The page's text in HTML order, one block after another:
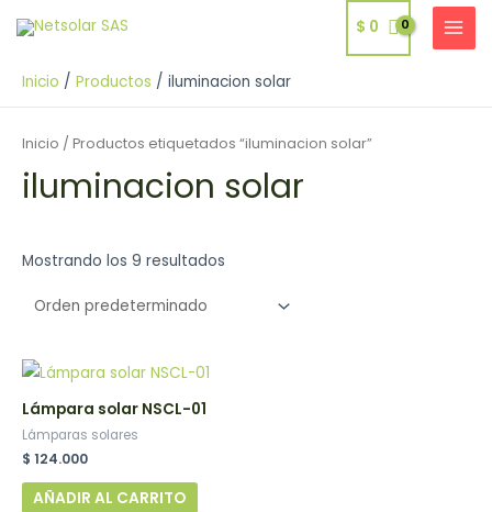
contenido
$ 0
MAIN
Inicio Productos iluminacion solar
Inicio / Productos etiquetados “iluminacion solar”
iluminacion solar
Mostrando los 9 resultados
Lámpara solar NSCL-01
Lámparas solares
$ 124.000
AÑADIR AL CARRITO